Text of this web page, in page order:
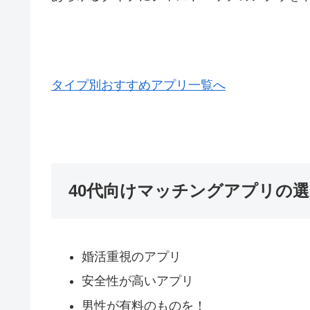
タイプ別おすすめアプリ一覧へ
40代向けマッチングアプリの
婚活重視のアプリ
安全性が高いアプリ
男性が有料のものを！